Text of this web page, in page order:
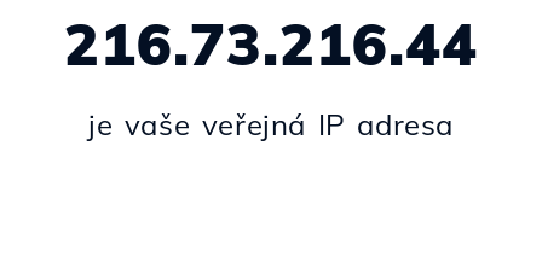
216.73.216.44
je vaše veřejná IP adresa